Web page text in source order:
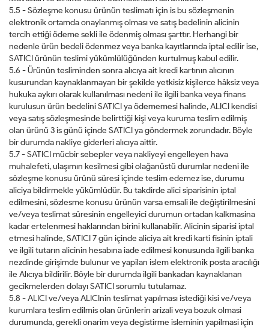
5.5 - Sözleşme konusu ürünün teslimatı için is bu sözleşmenin
elektronik ortamda onaylanmış olması ve satış bedelinin alicinin
tercih ettiği ödeme sekli ile ödenmiş olması şarttır. Herhangi bir
nedenle ürün bedeli ödenmez veya banka kayıtlarında iptal edilir ise,
SATICI ürünün teslimi yükümlülüğünden kurtulmuş kabul edilir.
5.6 - Ürünün tesliminden sonra alıcıya ait kredi kartının alıcının
kusurundan kaynaklanmayan bir şekilde yetkisiz kişilerce hâksiz veya
hukuka aykırı olarak kullanılması nedeni ile ilgili banka veya finans
kurulusun ürün bedelini SATICI ya ödememesi halinde, ALICI kendisi
veya satış sözleşmesinde belirttiği kişi veya kuruma teslim edilmiş
olan ürünü 3 is günü içinde SATICI ya göndermek zorundadır. Böyle
bir durumda nakliye giderleri alıcıya aittir.
5.7 - SATICI mücbir sebepler veya nakliyeyi engelleyen hava
muhalefeti, ulaşımın kesilmesi gibi olağanüstü durumlar nedeni ile
sözleşme konusu ürünü süresi içinde teslim edemez ise, durumu
aliciya bildirmekle yükümlüdür. Bu takdirde alici siparisinin iptal
edilmesini, sözlesme konusu ürünün varsa emsali ile değiştirilmesini
ve/veya teslimat süresinin engelleyici durumun ortadan kalkmasina
kadar ertelenmesi haklarından birini kullanabilir. Alicinin siparisi iptal
etmesi halinde, SATICI 7 gün içinde aliciya ait kredi karti fisinin iptali
ve ilgili tutarın alicinin hesabına iade edilmesi konusunda ilgili banka
nezdinde girişimde bulunur ve yapilan islem elektronik posta aracılığı
ile Alıcıya bildirilir. Böyle bir durumda ilgili bankadan kaynaklanan
gecikmelerden dolayı SATICI sorumlu tutulamaz.
5.8 - ALICI ve/veya ALICInin teslimat yapılması istediği kisi ve/veya
kurumlara teslim edilmis olan ürünlerin arizali veya bozuk olmasi
durumunda, gerekli onarim veya degistirme isleminin yapilmasi için